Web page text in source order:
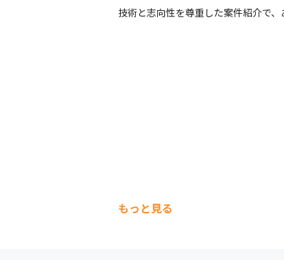
技術と志向性を尊重した案件紹介で
もっと見る